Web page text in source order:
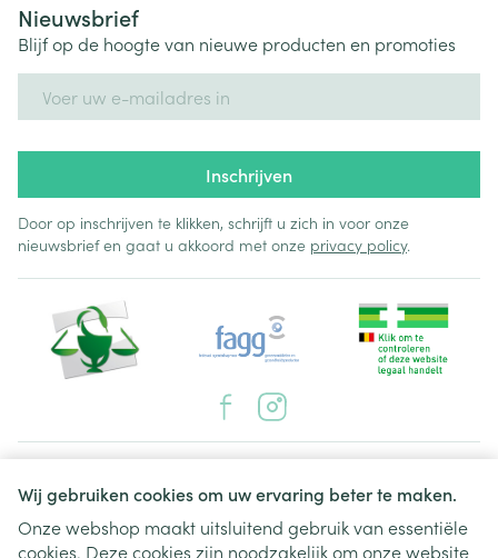
Wij gebruiken cookies om uw ervaring beter te maken.
Onze webshop maakt uitsluitend gebruik van essentiële
cookies. Deze cookies zijn noodzakelijk om onze website
Nieuwsbrief
Blijf op de hoogte van nieuwe producten en promoties
Inschrijven
Door op inschrijven te klikken, schrijft u zich in voor onze
nieuwsbrief en gaat u akkoord met onze privacy policy.
Juridische links